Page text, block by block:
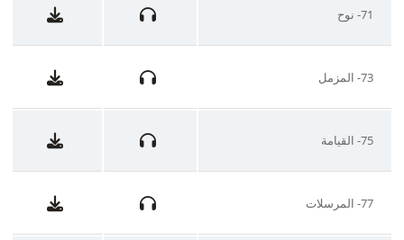
71- نوح
73- المزمل
75- القيامة
77- المرسلات